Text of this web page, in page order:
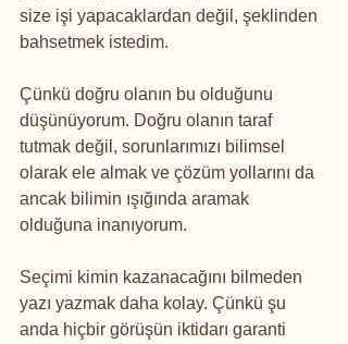
size işi yapacaklardan değil, şeklinden
bahsetmek istedim.
Çünkü doğru olanın bu olduğunu
düşünüyorum. Doğru olanın taraf
tutmak değil, sorunlarımızı bilimsel
olarak ele almak ve çözüm yollarını da
ancak bilimin ışığında aramak
olduğuna inanıyorum.
Seçimi kimin kazanacağını bilmeden
yazı yazmak daha kolay. Çünkü şu
anda hiçbir görüşün iktidarı garanti